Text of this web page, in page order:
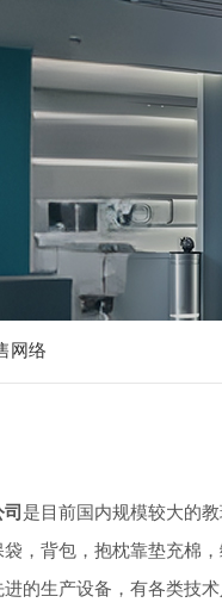
网络
是目前国内规模较大的
，背包，抱枕靠垫充棉
的生产设备，有各类技